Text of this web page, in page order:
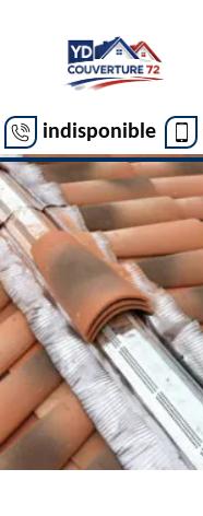
indisponible